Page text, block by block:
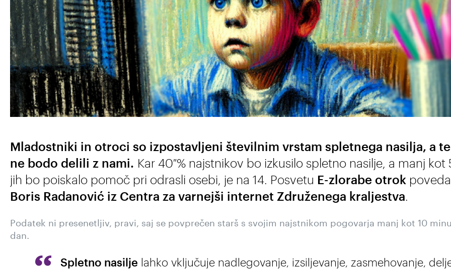
Mladostniki in otroci so izpostavljeni številnim vrstam spletnega nasilja, a
ne bodo delili z nami. Kar 40 % najstnikov bo izkusilo spletno nasilje, a manj kot
jih bo poiskalo pomoč pri odrasli osebi, je na 14. Posvetu E-zlorabe otrok
Boris Radanović iz Centra za varnejši internet Združenega kraljestva.
Podatek ni presenetljiv, pravi, saj se povprečen starš s svojim najstnikom pogovarja manj kot 10
dan.
Spletno nasilje lahko vključuje nadlegovanje, izsiljevanje, zasmehovanje,